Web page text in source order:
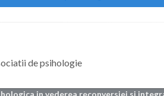
de psihologie
in vederea reconversiei si